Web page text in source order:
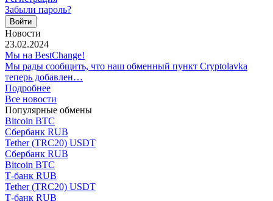
Забыли пароль?
Новости
23.02.2024
Мы на BestChange!
Мы рады сообщить, что наш обменный пункт Cryptolavka
теперь добавлен…
Подробнее
Все новости
Популярные обмены
Bitcoin BTC
Сбербанк RUB
Tether (TRC20) USDT
Сбербанк RUB
Bitcoin BTC
Т-банк RUB
Tether (TRC20) USDT
Т-банк RUB